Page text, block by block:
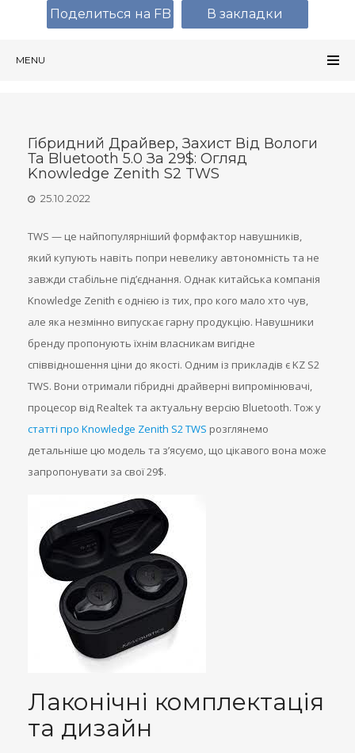
MENU
Гібридний Драйвер, Захист Від Вологи
Та Bluetooth 5.0 За 29$: Огляд
Knowledge Zenith S2 TWS
25.10.2022
TWS — це найпопулярніший формфактор навушників,
який купують навіть попри невелику автономність та не
завжди стабільне під’єднання. Однак китайська компанія
Knowledge Zenith є однією із тих, про кого мало хто чув,
але яка незмінно випускає гарну продукцію. Навушники
бренду пропонують їхнім власникам вигідне
співвідношення ціни до якості. Одним із прикладів є KZ S2
TWS. Вони отримали гібридні драйверні випромінювачі,
процесор від Realtek та актуальну версію Bluetooth. Тож у
статті про Knowledge Zenith S2 TWS розглянемо
детальніше цю модель та з’ясуємо, що цікавого вона може
запропонувати за свої 29$.
Лаконічні комплектація
та дизайн
Поделиться на FB В закладки